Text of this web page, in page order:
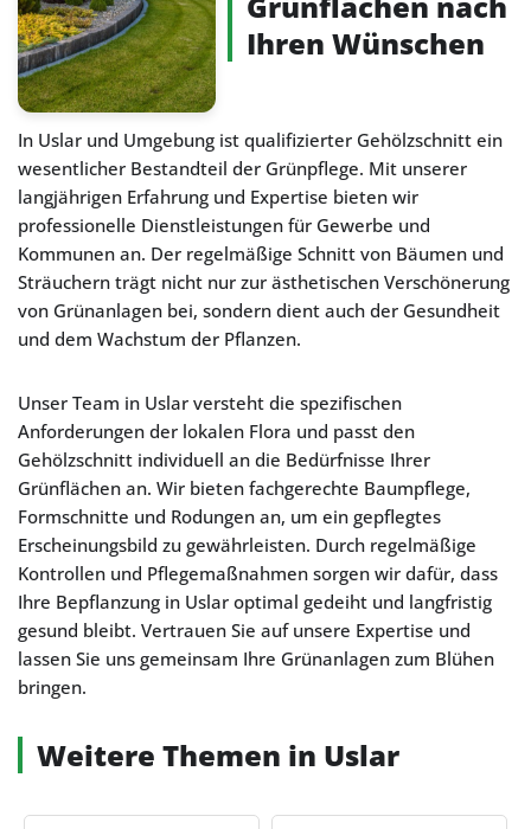
Ihren Wünschen
In Uslar und Umgebung ist qualifizierter Gehölzschnitt ein
wesentlicher Bestandteil der Grünpflege. Mit unserer
langjährigen Erfahrung und Expertise bieten wir
professionelle Dienstleistungen für Gewerbe und
Kommunen an. Der regelmäßige Schnitt von Bäumen und
Sträuchern trägt nicht nur zur ästhetischen Verschönerung
von Grünanlagen bei, sondern dient auch der Gesundheit
und dem Wachstum der Pflanzen.
Unser Team in Uslar versteht die spezifischen
Anforderungen der lokalen Flora und passt den
Gehölzschnitt individuell an die Bedürfnisse Ihrer
Grünflächen an. Wir bieten fachgerechte Baumpflege,
Formschnitte und Rodungen an, um ein gepflegtes
Erscheinungsbild zu gewährleisten. Durch regelmäßige
Kontrollen und Pflegemaßnahmen sorgen wir dafür, dass
Ihre Bepflanzung in Uslar optimal gedeiht und langfristig
gesund bleibt. Vertrauen Sie auf unsere Expertise und
lassen Sie uns gemeinsam Ihre Grünanlagen zum Blühen
bringen.
Weitere Themen in Uslar